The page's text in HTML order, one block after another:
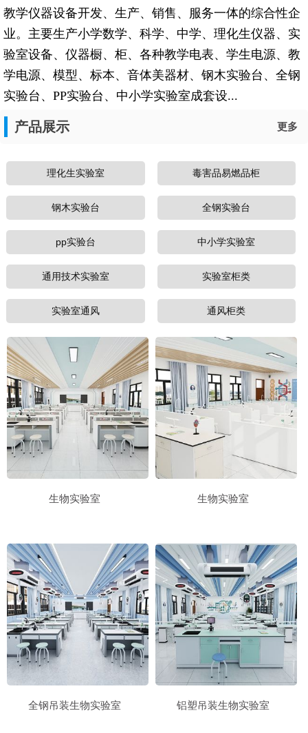
教学仪器设备开发、生产、销售、服务一体的综合性企
业。主要生产小学数学、科学、中学、理化生仪器、实
验室设备、仪器橱、柜、各种教学电表、学生电源、教
学电源、模型、标本、音体美器材、钢木实验台、全钢
实验台、PP实验台、中小学实验室成套设...
产品展示 更多
理化生实验室 毒害品易燃品柜
钢木实验台 全钢实验台
pp实验台 中小学实验室
通用技术实验室 实验室柜类
实验室通风 通风柜类
生物实验室 生物实验室
全钢吊装生物实验室 铝塑吊装生物实验室